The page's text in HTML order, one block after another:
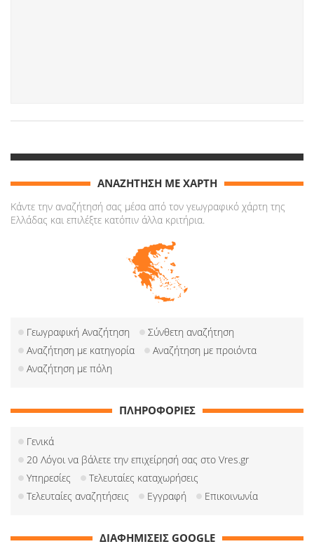
ΑΝΑΖΗΤΗΣΗ ΜΕ ΧΑΡΤΗ
Κάντε την αναζήτησή σας μέσα από τον γεωγραφικό χάρτη της
Ελλάδας και επιλέξτε κατόπιν άλλα κριτήρια.
Γεωγραφική Αναζήτηση
Σύνθετη αναζήτηση
Αναζήτηση με κατηγορία
Αναζήτηση με προιόντα
Αναζήτηση με πόλη
ΠΛΗΡΟΦΟΡΙΕΣ
Γενικά
20 Λόγοι να βάλετε την επιχείρησή σας στο Vres.gr
Υπηρεσίες
Τελευταίες καταχωρήσεις
Τελευταίες αναζητήσεις
Εγγραφή Επικοινωνία
ΔΙΑΦΗΜΙΣΕΙΣ GOOGLE